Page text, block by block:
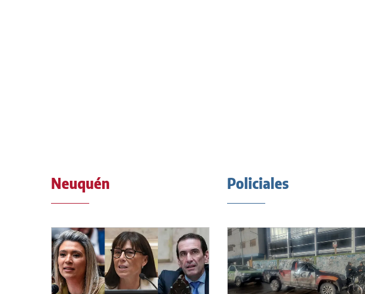
Neuquén Policiales